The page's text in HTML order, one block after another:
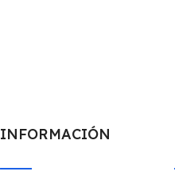
INFORMACIÓN